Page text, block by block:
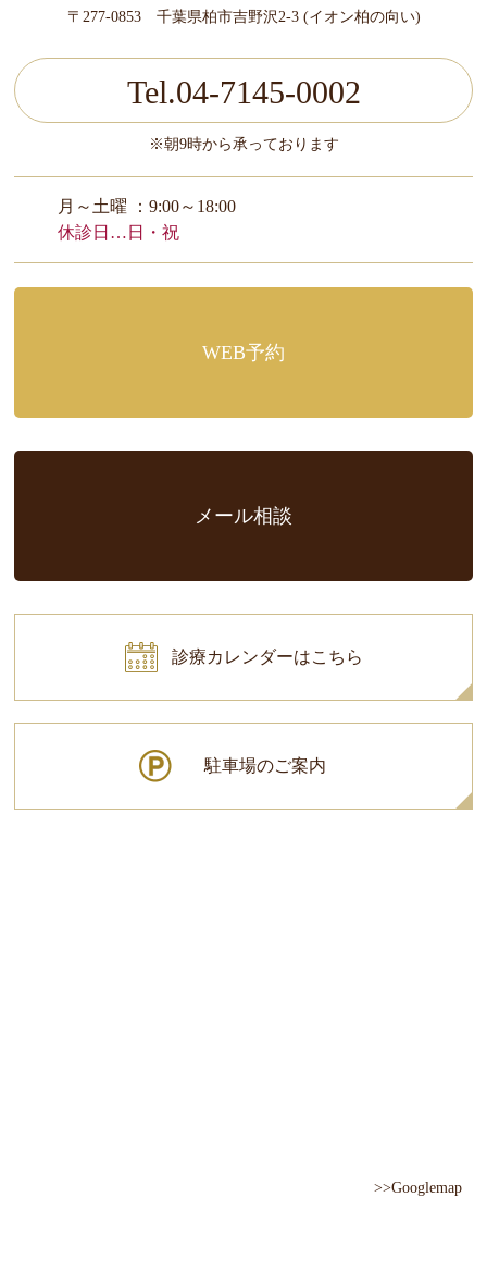
〒277-0853 千葉県柏市吉野沢2-3 (イオン柏の向い)
Tel.04-7145-0002
※朝9時から承っております
月～土曜 ：9:00～18:00
休診日…日・祝
WEB予約
メール相談
診療カレンダーはこちら
駐車場のご案内
>>Googlemap